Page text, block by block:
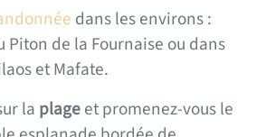
dans les environs :
Piton de la Fournaise ou dans
et Mafate.
la plageet promenez-vous le